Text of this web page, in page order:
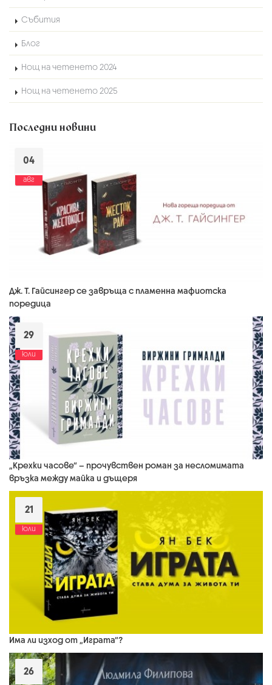
Събития
Блог
Нощ на четенето 2024
Нощ на четенето 2025
Последни новини
04
авг
Дж. Т. Гайсингер се завръща с пламенна мафиотска
поредица
29
юли
„Крехки часове“ – прочувствен роман за несломимата
връзка между майка и дъщеря
21
юли
Има ли изход от „Играта“?
26